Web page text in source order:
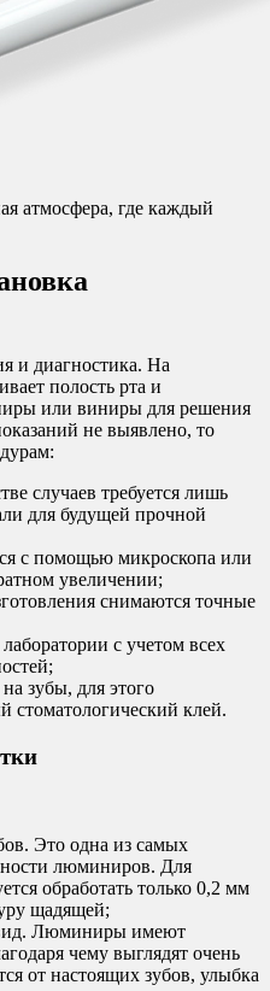
атмосфера, где каждый
и диагностика. На
полость рта и
или виниры для решения
не выявлено, то
случаев требуется лишь
для будущей прочной
с помощью микроскопа или
увеличении;
снимаются точные
с учетом всех
зубы, для этого
стоматологический клей.
Это одна из самых
люминиров. Для
обработать только 0,2 мм
щадящей;
Люминиры имеют
чему выглядят очень
от настоящих зубов, улыбка